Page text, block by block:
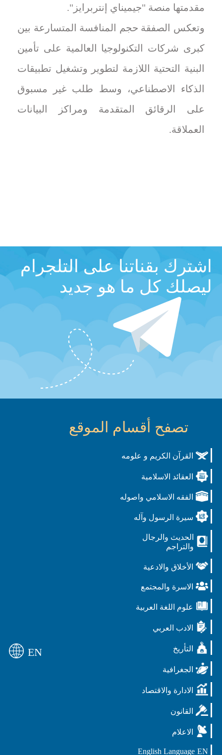
مقدمتها منصة "جيميناي إنتربرايز".
وتعكس الصفقة حجم المنافسة المتسارعة بين
كبرى شركات التكنولوجيا العالمية على تأمين
البنية التحتية اللازمة لتطوير وتشغيل تطبيقات
الذكاء الاصطناعي، وسط طلب غير مسبوق
على الرقائق المتقدمة ومراكز البيانات
العملاقة.
اشترك بقناتنا على التلجرام
ليصلك كل ما هو جديد
تصفح أقسام الموقع
القرآن الكريم و علومه
العقائد الاسلامية
الفقه الاسلامي واصوله
سيرة الرسول وآله
الحديث والرجال
والتراجم
الأخلاق والادعية
الاسرة والمجتمع
علوم اللغة العربية
الادب العربي
التأريخ
الجغرافية
الادارة والاقتصاد
القانون
الاعلام
EN
English Language
EN